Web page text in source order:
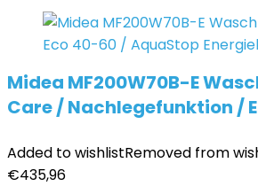
Midea MF200W70B-E
Care / Nachlegefunktion /
Added to wishlistRemoved from
€435,96